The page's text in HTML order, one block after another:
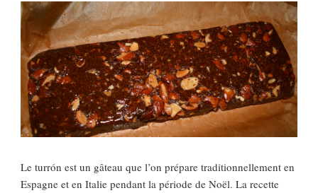
Le turrón est un gâteau que l’on prépare traditionnellement en
Espagne et en Italie pendant la période de Noël. La recette